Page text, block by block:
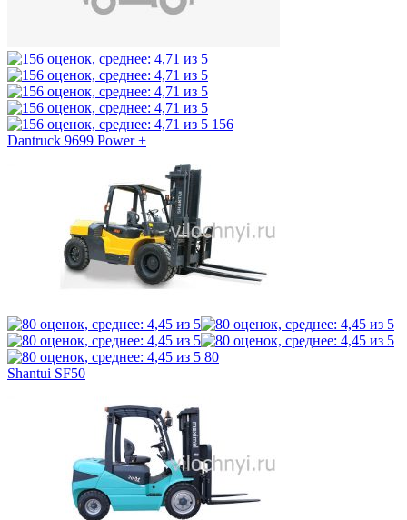
156
Dantruck 9699 Power +
80
Shantui SF50